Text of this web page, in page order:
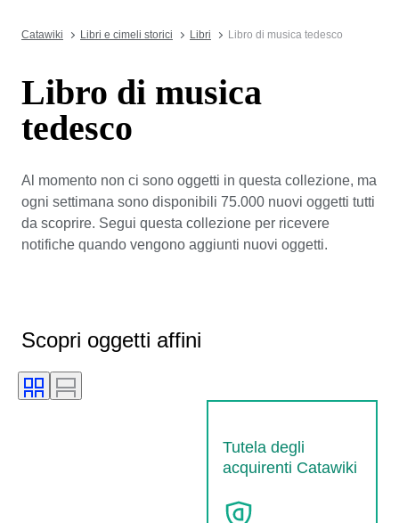
Catawiki Libri e cimeli storici Libri Libro di musica tedesco
Libro di musica
tedesco
Al momento non ci sono oggetti in questa collezione, ma
ogni settimana sono disponibili 75.000 nuovi oggetti tutti
da scoprire. Segui questa collezione per ricevere
notifiche quando vengono aggiunti nuovi oggetti.
Scopri oggetti affini
Tutela degli
acquirenti Catawiki